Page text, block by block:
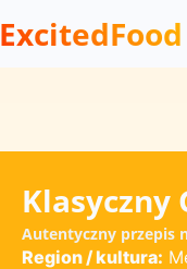
ExcitedFood
Klasyczny
Autentyczny przepis
Region / kultura: